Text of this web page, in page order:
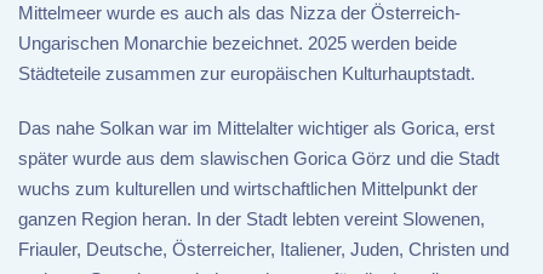
Mittelmeer wurde es auch als das Nizza der Österreich-
Ungarischen Monarchie bezeichnet. 2025 werden beide
Städteteile zusammen zur europäischen Kulturhauptstadt.
Das nahe Solkan war im Mittelalter wichtiger als Gorica, erst
später wurde aus dem slawischen Gorica Görz und die Stadt
wuchs zum kulturellen und wirtschaftlichen Mittelpunkt der
ganzen Region heran. In der Stadt lebten vereint Slowenen,
Friauler, Deutsche, Österreicher, Italiener, Juden, Christen und